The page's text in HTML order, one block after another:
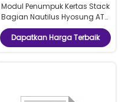
Modul Penumpuk Kertas Stack
Bagian Nautilus Hyosung ATM
7307000263 Model
Dapatkan Harga Terbaik